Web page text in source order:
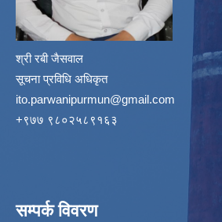
श्री रबी जैसवाल
सूचना प्रविधि अधिकृत
ito.parwanipurmun@gmail.com
‌+९७७ ९८०२५८९१६३
सम्पर्क विवरण